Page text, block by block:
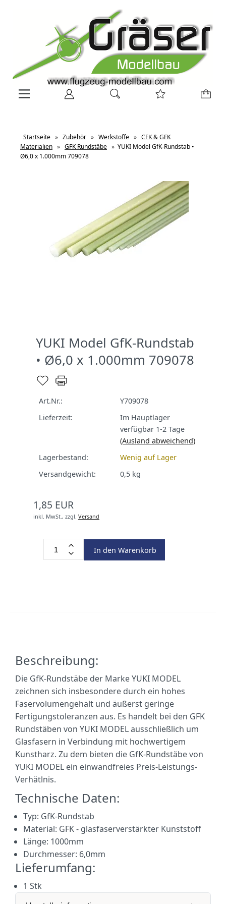
Startseite » Zubehör » Werkstoffe » CFK & GFK
Materialien » GFK Rundstäbe » YUKI Model GfK-Rundstab •
Ø6,0 x 1.000mm 709078
YUKI Model GfK-Rundstab
• Ø6,0 x 1.000mm 709078
Art.Nr.:
Y709078
Lieferzeit:
Im Hauptlager
verfügbar 1-2 Tage
(Ausland abweichend)
Lagerbestand:
Wenig auf Lager
Versandgewicht:
0,5 kg
1,85 EUR
inkl. MwSt., zzgl. Versand
In den Warenkorb
Beschreibung:
Die GfK-Rundstäbe der Marke YUKI MODEL
zeichnen sich insbesondere durch ein hohes
Faservolumengehalt und äußerst geringe
Fertigungstoleranzen aus. Es handelt bei den GFK
Rundstäben von YUKI MODEL ausschließlich um
Glasfasern in Verbindung mit hochwertigem
Kunstharz. Zu dem bieten die GfK-Rundstäbe von
YUKI MODEL ein einwandfreies Preis-Leistungs-
Verhätlnis.
Technische Daten:
Typ: GfK-Rundstab
Material: GFK - glasfaserverstärkter Kunststoff
Länge: 1000mm
Durchmesser: 6,0mm
Lieferumfang:
1 Stk